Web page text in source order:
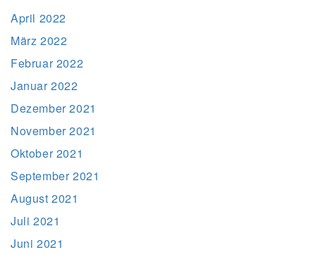
April 2022
März 2022
Februar 2022
Januar 2022
Dezember 2021
November 2021
Oktober 2021
September 2021
August 2021
Juli 2021
Juni 2021